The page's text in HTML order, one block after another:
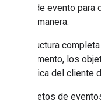
objeto de evento
de otra manera.
La estructura
complemento, los
específica del cliente
Los objetos de